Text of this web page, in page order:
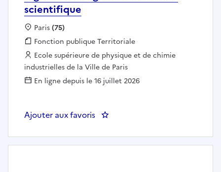
scientifique
Localisation :
Paris(75)
Fonction publique :
Fonction publique Territoriale
Employeur :
Ecole supérieure de physique et de chimie
industrielles de la Ville de Paris
En ligne depuis le 16 juillet 2026
Ajouter aux favoris : Ingénieur chargé.e de